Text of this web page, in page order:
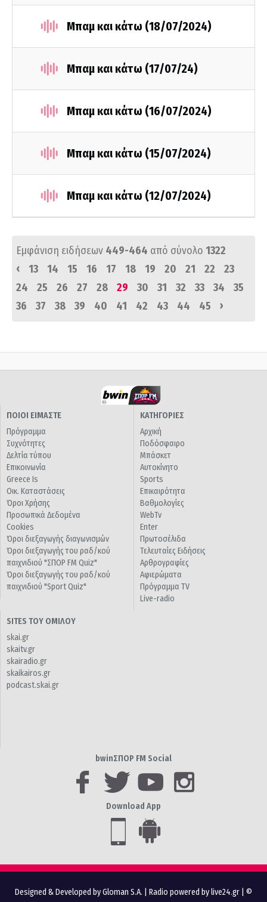
Μπαμ και κάτω (18/07/2024)
Μπαμ και κάτω (17/07/24)
Μπαμ και κάτω (16/07/2024)
Μπαμ και κάτω (15/07/2024)
Μπαμ και κάτω (12/07/2024)
Εμφάνιση ειδήσεων 449-464 από σύνολο 1322
‹
13 14 15 16 17 18 19 20 21 22
23
24
25 26 27 28 29 30 31 32 33 34
35
36
37 38 39 40 41 42 43 44 45 ›
ΠΟΙΟΙ ΕΙΜΑΣΤΕ
Πρόγραμμα
Συχνότητες
Δελτία τύπου
Επικοινωνία
Greece Is
Οικ. Καταστάσεις
Όροι Χρήσης
Προσωπικά Δεδομένα
Cookies
Όροι διεξαγωγής διαγωνισμών
Όροι διεξαγωγής του ραδ/κού
παιχνιδιού "ΣΠΟΡ FM Quiz"
Όροι διεξαγωγής του ραδ/κού
παιχνιδιού "Sport Quiz"
ΚΑΤΗΓΟΡΙΕΣ
Αρχική
Ποδόσφαιρο
Μπάσκετ
Αυτοκίνητο
Sports
Επικαιρότητα
Βαθμολογίες
WebTv
Enter
Πρωτοσέλιδα
Τελευταίες Ειδήσεις
Αρθρογραφίες
Αφιερώματα
Πρόγραμμα TV
Live-radio
SITES ΤΟΥ ΟΜΙΛΟΥ
skai.gr
skaitv.gr
skairadio.gr
skaikairos.gr
podcast.skai.gr
bwinΣΠΟΡ FM Social
Download App
Designed & Developed by Gloman S.A. Radio powered by live24.gr | ©